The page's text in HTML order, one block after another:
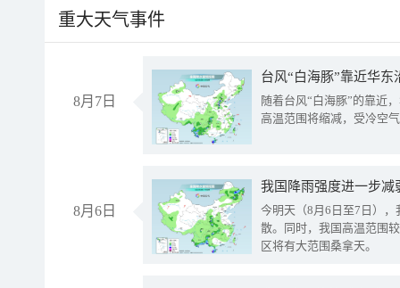
重大天气事件
8月7日
台风“白海豚”靠近华
随着台风“白海豚”的靠近
高温范围将缩减，受冷空
8月6日
今明天（8月6日至7日）
散。同时，我国高温范围
区将有大范围桑拿天。